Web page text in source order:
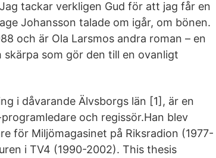
tackar verkligen Gud för att jag får en
Johansson talade om igår, om bönen.
och är Ola Larsmos andra roman – en
som gör den till en ovanligt
i dåvarande Älvsborgs län [1], är en
och regissör.Han blev
för Miljömagasinet på Riksradion (1977-
i TV4 (1990-2002). This thesis